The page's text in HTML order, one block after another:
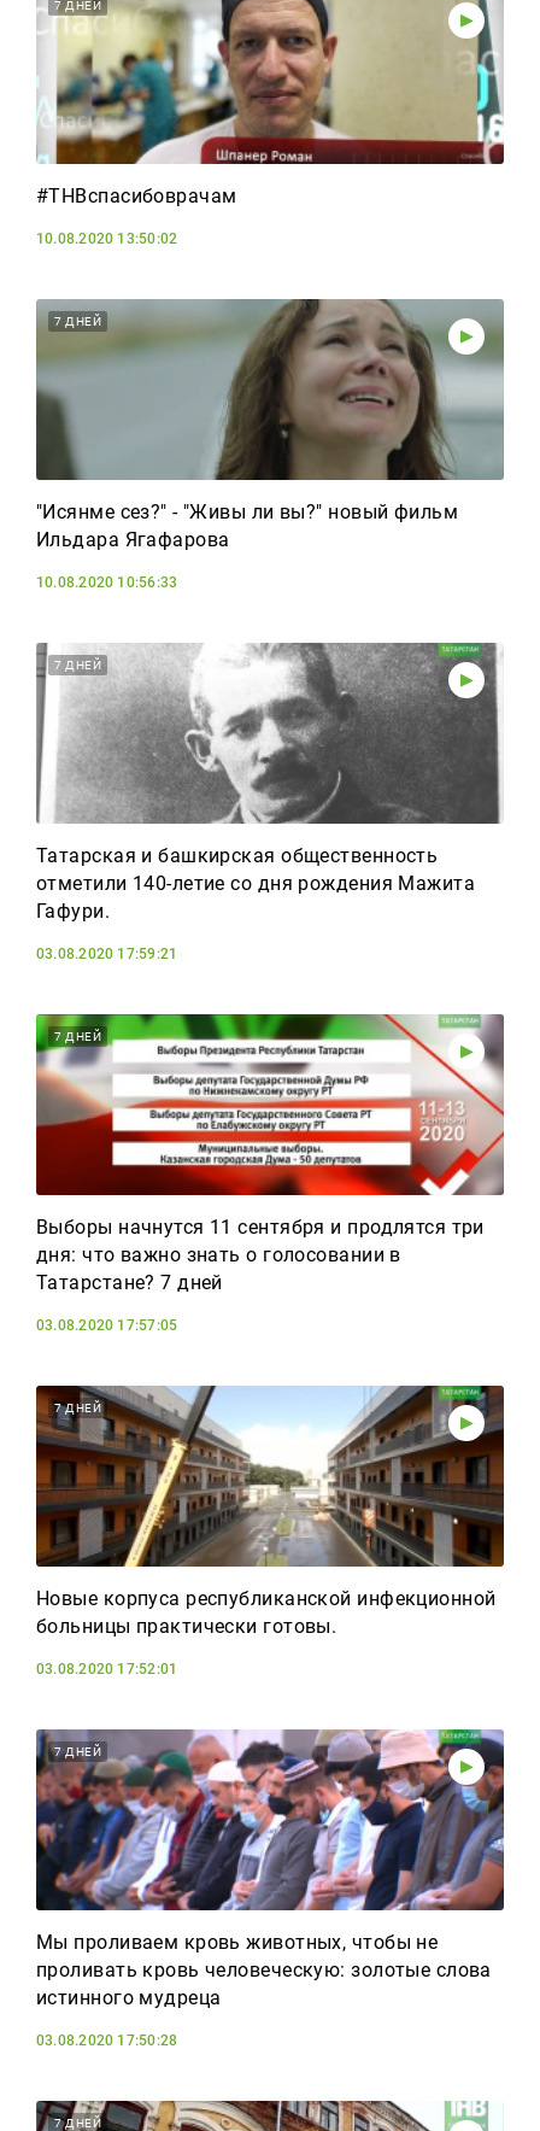
Тагын
7 ДНЕЙ
#ТНВспасибоврачам
10.08.2020 13:50:02
7 ДНЕЙ
"Исянме сез?" - "Живы ли вы?" новый фильм
Ильдара Ягафарова
10.08.2020 10:56:33
7 ДНЕЙ
Татарская и башкирская общественность
отметили 140-летие со дня рождения Мажита
Гафури.
03.08.2020 17:59:21
7 ДНЕЙ
Выборы начнутся 11 сентября и продлятся три
дня: что важно знать о голосовании в
Татарстане? 7 дней
03.08.2020 17:57:05
7 ДНЕЙ
Новые корпуса республиканской инфекционной
больницы практически готовы.
03.08.2020 17:52:01
7 ДНЕЙ
Мы проливаем кровь животных, чтобы не
проливать кровь человеческую: золотые слова
истинного мудреца
03.08.2020 17:50:28
7 ДНЕЙ